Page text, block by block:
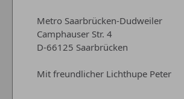
Metro Saarbrücken-Dudweiler
Camphauser Str. 4
D-66125 Saarbrücken
Mit freundlicher Lichthupe Peter